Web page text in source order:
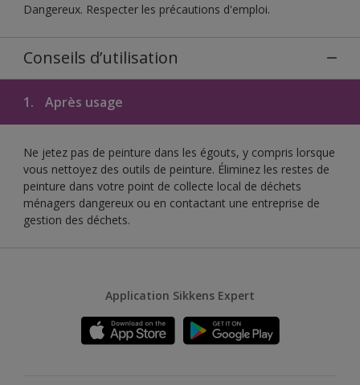
Dangereux. Respecter les précautions d'emploi.
Conseils d’utilisation
1. Après usage
Ne jetez pas de peinture dans les égouts, y compris lorsque
vous nettoyez des outils de peinture. Éliminez les restes de
peinture dans votre point de collecte local de déchets
ménagers dangereux ou en contactant une entreprise de
gestion des déchets.
Application Sikkens Expert